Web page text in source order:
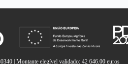
| Montante elegível validado: 42 646.00 euros